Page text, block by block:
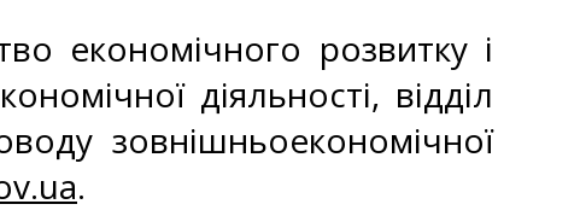
економічного розвитку і
діяльності, відділ
зовнішньоекономічної
.